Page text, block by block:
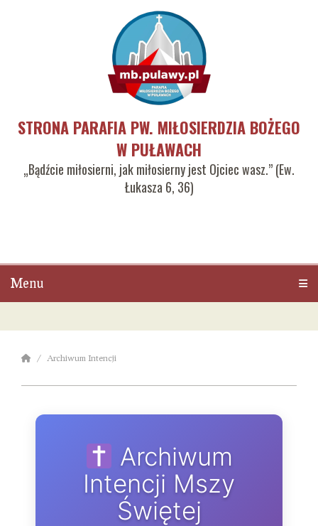
STRONA PARAFIA PW. MIŁOSIERDZIA BOŻEGO
W PUŁAWACH
„Bądźcie miłosierni, jak miłosierny jest Ojciec wasz.” (Ew.
Łukasza 6, 36)
Menu
Archiwum Intencji
Archiwum
Intencji Mszy
Świętej